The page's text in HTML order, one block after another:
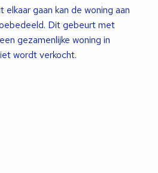
gaan kan de woning aan
Dit gebeurt met
gezamenlijke woning in
wordt verkocht.